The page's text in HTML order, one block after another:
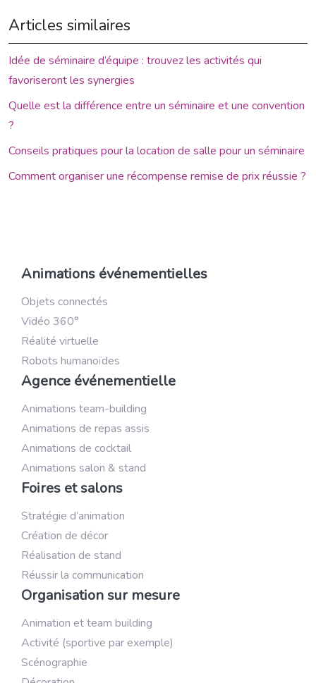
Articles similaires
Idée de séminaire d’équipe : trouvez les activités qui
favoriseront les synergies
Quelle est la différence entre un séminaire et une convention
?
Conseils pratiques pour la location de salle pour un séminaire
Comment organiser une récompense remise de prix réussie ?
Animations événementielles
Objets connectés
Vidéo 360°
Réalité virtuelle
Robots humanoïdes
Agence événementielle
Animations team-building
Animations de repas assis
Animations de cocktail
Animations salon & stand
Foires et salons
Stratégie d’animation
Création de décor
Réalisation de stand
Réussir la communication
Organisation sur mesure
Animation et team building
Activité (sportive par exemple)
Scénographie